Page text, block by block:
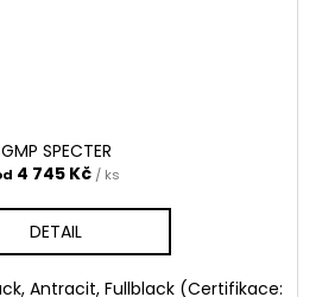
GMP SPECTER
4 745 Kč / ks
DETAIL
Antracit, Fullblack (Certifikace: